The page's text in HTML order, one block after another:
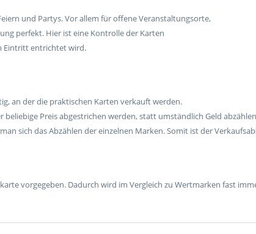
und Partys. Vor allem für offene Veranstaltungsorte,
perfekt. Hier ist eine Kontrolle der Karten
Eintritt entrichtet wird.
an der die praktischen Karten verkauft werden.
Preis abgestrichen werden, statt umständlich Geld abzählen
sich das Abzählen der einzelnen Marken. Somit ist der
vorgegeben. Dadurch wird im Vergleich zu Wertmarken fast